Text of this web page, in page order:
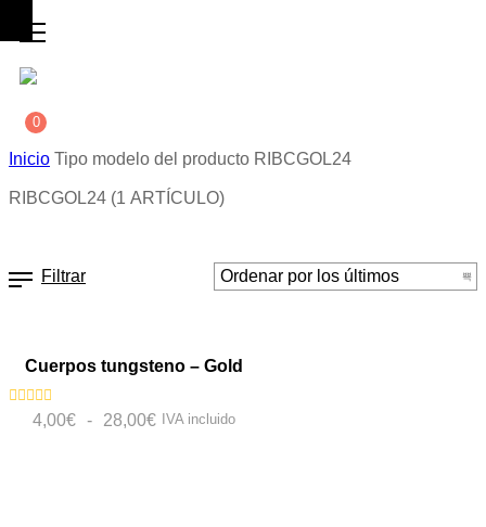
0
Inicio Tipo modelo del producto RIBCGOL24
RIBCGOL24 (1 ARTÍCULO)
Filtrar
Cuerpos tungsteno – Gold
Valorado
4,00€ - 28,00€ IVA incluido